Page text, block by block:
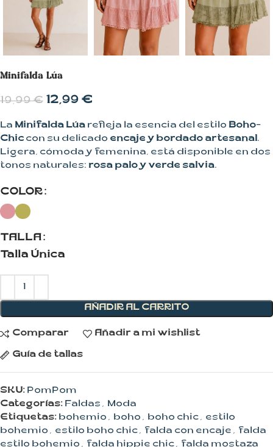
Minifalda Lúa
19,99€ 12,99 €
La Minifalda Lúa refleja la esencia del estilo Boho-
Chic con su delicado encaje y bordado artesanal.
Ligera, cómoda y femenina, está disponible en dos
tonos naturales: rosa palo y verde salvia.
COLOR
TALLA
Talla Única
AÑADIR AL CARRITO
Comparar Añadir a mi wishlist
Guía de tallas
SKU: PomPom
Categorías: Faldas , Moda
Etiquetas: bohemio , boho , boho chic, estilo
bohemio , estilo boho chic, falda con encaje , falda
estilo bohemio , falda hippie chic, falda mostaza